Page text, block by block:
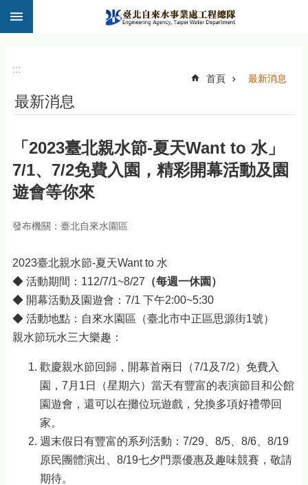
跳到主要內容區塊
:::
首頁 最新消息
最新消息
「2023臺北親水節-夏天Want to 水」
7/1、7/2免費入園，精彩開幕活動及園
遊會等你來
發布機關：臺北自來水園區
2023臺北親水節-夏天Want to 水
◆ 活動期間：112/7/1~8/27 （每週一休園）
◆ 開幕活動及園遊會：7/1 下午2:00~5:30
◆ 活動地點：自來水園區（臺北市中正區思源街1號）
親水節玩水三大樂趣：
歡慶親水節回歸，開幕首兩日（7/1及7/2）免費入
園，7月1日（星期六）當天有豐富的表演節目和公館
園遊會，還可以在攤位玩遊戲，兌換多項好禮帶回
家。
週末假日有豐富的系列活動：7/29、8/5、8/6、8/19
原民團體演出、8/19七夕門票優惠及趣味競賽，敬請
期待。